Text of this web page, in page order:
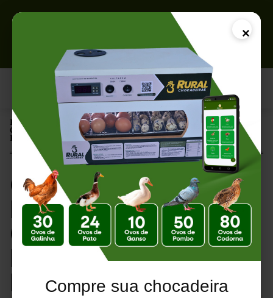
×
Compre sua chocadeira
Página Inicial |
Cuidados com Ovos Férteis no Inverno: Como Garantir Boa
Eclosão Mesmo nos Dias Frios em 2026
Cuidados com Ovos
Férteis no Inverno:
Como Garantir Boa
Eclosão Mesmo nos
Dias Frios em 2026